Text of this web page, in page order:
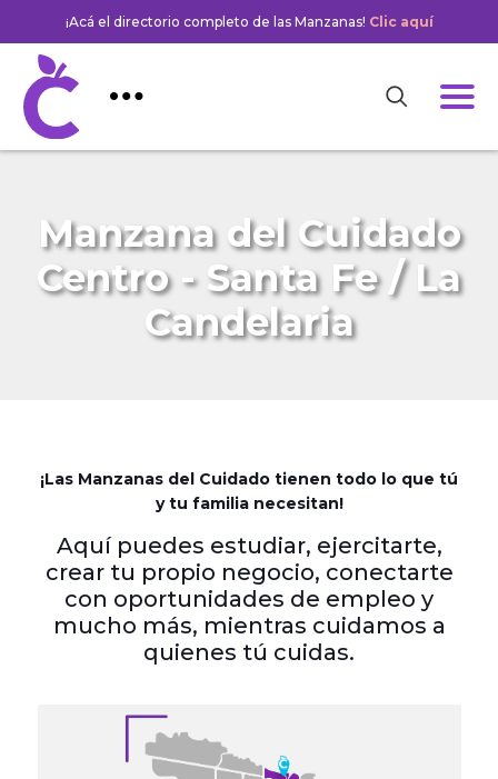
¡Acá el directorio completo de las Manzanas! Clic aquí
Manzana del Cuidado
Centro - Santa Fe / La
Candelaria
¡Las Manzanas del Cuidado tienen todo lo que tú
y tu familia necesitan!
Aquí puedes estudiar, ejercitarte,
crear tu propio negocio, conectarte
con oportunidades de empleo y
mucho más, mientras cuidamos a
quienes tú cuidas.